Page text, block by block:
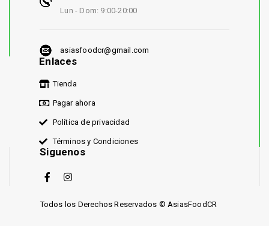
Lun - Dom: 9:00-20:00
asiasfoodcr@gmail.com
Enlaces
Tienda
Pagar ahora
Política de privacidad
Términos y Condiciones
Siguenos
Todos los Derechos Reservados © AsiasFoodCR